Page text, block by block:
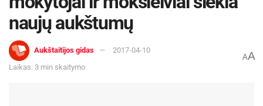
naujų aukštumų
Aukštaitijos gidas
2017-04-10
Laikas: 3 min skaitymo
AA